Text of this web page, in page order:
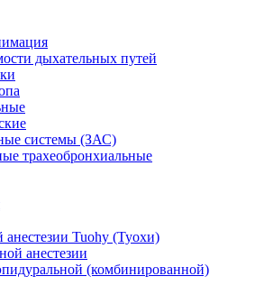
дыхательных путей
системы (ЗАС)
трахеобронхиальные
анестезии Tuohy (Туохи)
анестезии
(комбинированной)